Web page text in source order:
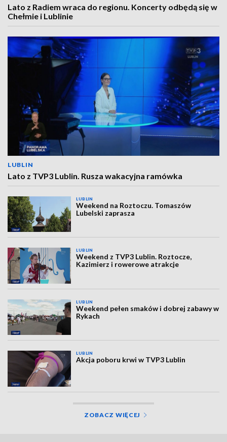
Lato z Radiem wraca do regionu. Koncerty odbędą się w
Chełmie i Lublinie
LUBLIN
Lato z TVP3 Lublin. Rusza wakacyjna ramówka
LUBLIN
Weekend na Roztoczu. Tomaszów
Lubelski zaprasza
LUBLIN
Weekend z TVP3 Lublin. Roztocze,
Kazimierz i rowerowe atrakcje
LUBLIN
Weekend pełen smaków i dobrej zabawy w
Rykach
LUBLIN
Akcja poboru krwi w TVP3 Lublin
ZOBACZ WIĘCEJ